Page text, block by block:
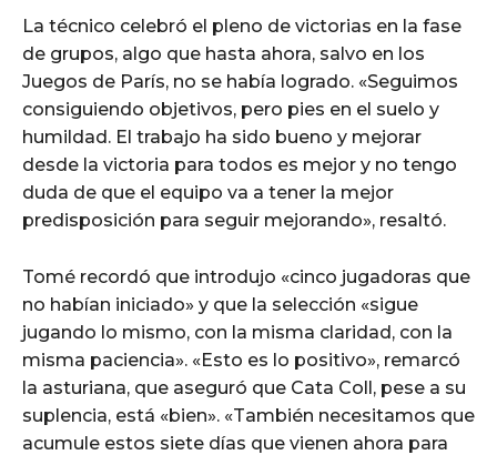
La técnico celebró el pleno de victorias en la fase
de grupos, algo que hasta ahora, salvo en los
Juegos de París, no se había logrado. «Seguimos
consiguiendo objetivos, pero pies en el suelo y
humildad. El trabajo ha sido bueno y mejorar
desde la victoria para todos es mejor y no tengo
duda de que el equipo va a tener la mejor
predisposición para seguir mejorando», resaltó.
Tomé recordó que introdujo «cinco jugadoras que
no habían iniciado» y que la selección «sigue
jugando lo mismo, con la misma claridad, con la
misma paciencia». «Esto es lo positivo», remarcó
la asturiana, que aseguró que Cata Coll, pese a su
suplencia, está «bien». «También necesitamos que
acumule estos siete días que vienen ahora para